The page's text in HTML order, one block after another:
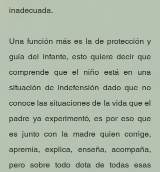
inadecuada.
Una función más es la de protección y
guía del infante, esto quiere decir que
comprende que el niño está en una
situación de indefensión dado que no
conoce las situaciones de la vida que el
padre ya experimentó, es por eso que
es junto con la madre quien corrige,
apremia, explica, enseña, acompaña,
pero sobre todo dota de todas esas